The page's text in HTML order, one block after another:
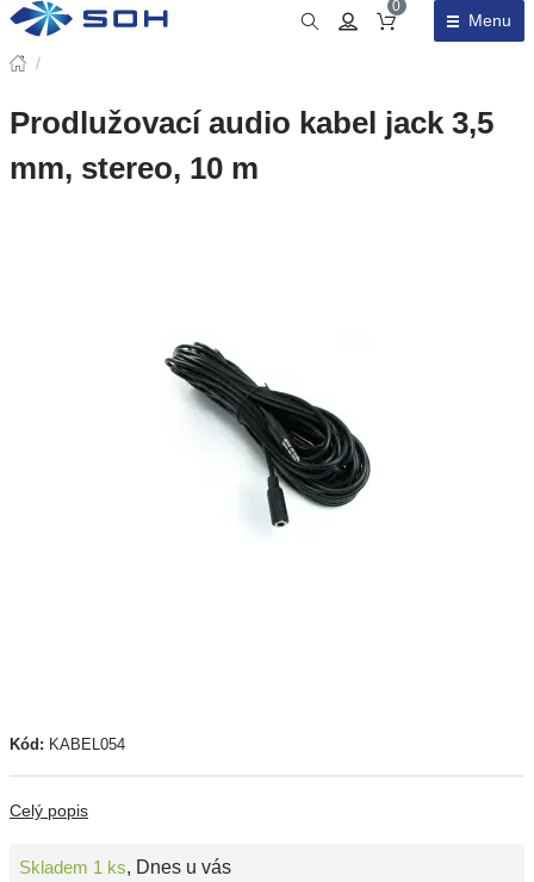
Obsah košíku
0
Menu
/
Prodlužovací audio kabel jack 3,5
mm, stereo, 10 m
Kód: KABEL054
Celý popis
Skladem 1 ks, Dnes u vás